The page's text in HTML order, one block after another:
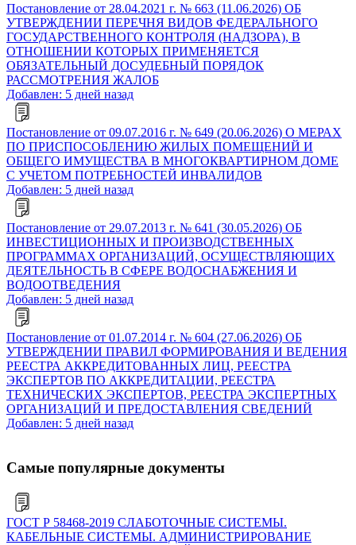
Постановление от 28.04.2021 г. № 663 (11.06.2026) ОБ
УТВЕРЖДЕНИИ ПЕРЕЧНЯ ВИДОВ ФЕДЕРАЛЬНОГО
ГОСУДАРСТВЕННОГО КОНТРОЛЯ (НАДЗОРА), В
ОТНОШЕНИИ КОТОРЫХ ПРИМЕНЯЕТСЯ
ОБЯЗАТЕЛЬНЫЙ ДОСУДЕБНЫЙ ПОРЯДОК
РАССМОТРЕНИЯ ЖАЛОБ
Добавлен: 5 дней назад
Постановление от 09.07.2016 г. № 649 (20.06.2026) О МЕРАХ
ПО ПРИСПОСОБЛЕНИЮ ЖИЛЫХ ПОМЕЩЕНИЙ И
ОБЩЕГО ИМУЩЕСТВА В МНОГОКВАРТИРНОМ ДОМЕ
С УЧЕТОМ ПОТРЕБНОСТЕЙ ИНВАЛИДОВ
Добавлен: 5 дней назад
Постановление от 29.07.2013 г. № 641 (30.05.2026) ОБ
ИНВЕСТИЦИОННЫХ И ПРОИЗВОДСТВЕННЫХ
ПРОГРАММАХ ОРГАНИЗАЦИЙ, ОСУЩЕСТВЛЯЮЩИХ
ДЕЯТЕЛЬНОСТЬ В СФЕРЕ ВОДОСНАБЖЕНИЯ И
ВОДООТВЕДЕНИЯ
Добавлен: 5 дней назад
Постановление от 01.07.2014 г. № 604 (27.06.2026) ОБ
УТВЕРЖДЕНИИ ПРАВИЛ ФОРМИРОВАНИЯ И ВЕДЕНИЯ
РЕЕСТРА АККРЕДИТОВАННЫХ ЛИЦ, РЕЕСТРА
ЭКСПЕРТОВ ПО АККРЕДИТАЦИИ, РЕЕСТРА
ТЕХНИЧЕСКИХ ЭКСПЕРТОВ, РЕЕСТРА ЭКСПЕРТНЫХ
ОРГАНИЗАЦИЙ И ПРЕДОСТАВЛЕНИЯ СВЕДЕНИЙ
Добавлен: 5 дней назад
Самые популярные документы
ГОСТ Р 58468-2019 СЛАБОТОЧНЫЕ СИСТЕМЫ.
КАБЕЛЬНЫЕ СИСТЕМЫ. АДМИНИСТРИРОВАНИЕ